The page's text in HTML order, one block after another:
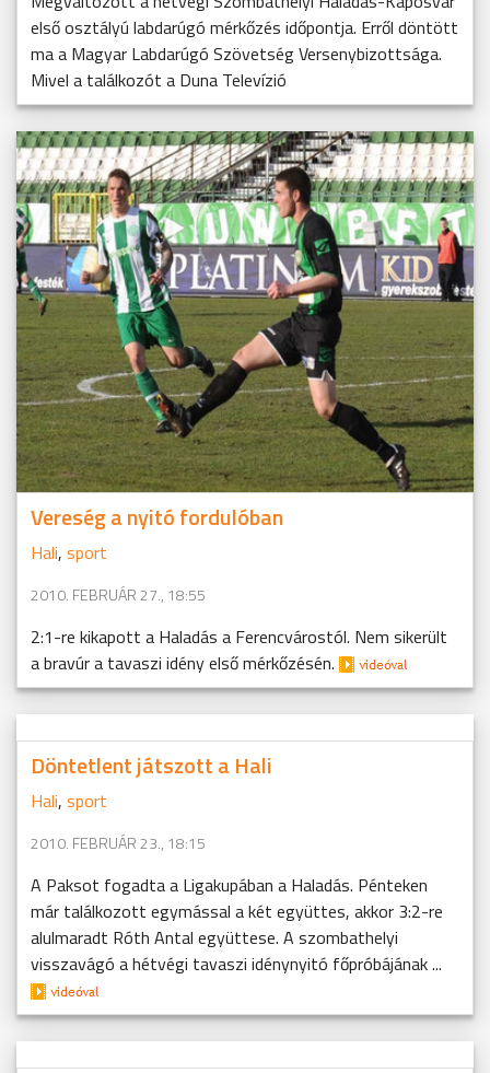
első osztályú labdarúgó mérkőzés időpontja. Erről döntött
ma a Magyar Labdarúgó Szövetség Versenybizottsága.
Mivel a találkozót a Duna Televízió
Vereség a nyitó fordulóban
Hali, sport
2010. FEBRUÁR 27., 18:55
2:1-re kikapott a Haladás a Ferencvárostól. Nem sikerült
a bravúr a tavaszi idény első mérkőzésén.
Döntetlent játszott a Hali
Hali, sport
2010. FEBRUÁR 23., 18:15
A Paksot fogadta a Ligakupában a Haladás. Pénteken
már találkozott egymással a két együttes, akkor 3:2-re
alulmaradt Róth Antal együttese. A szombathelyi
visszavágó a hétvégi tavaszi idénynyitó főpróbájának ...